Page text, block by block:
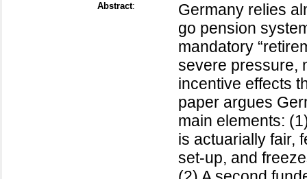
Abstract:
Germany relies
go pension
mandatory
severe pressure,
incentive effects
paper argues
main elements:
is actuarially fair,
set-up, and